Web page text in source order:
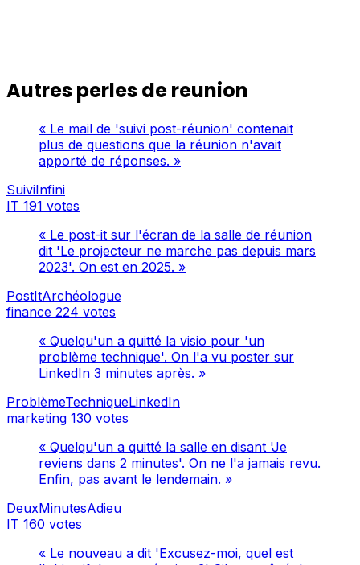
Autres perles de reunion
« Le mail de 'suivi post-réunion' contenait
plus de questions que la réunion n'avait
apporté de réponses. »
SuiviInfini
IT 191 votes
« Le post-it sur l'écran de la salle de réunion
dit 'Le projecteur ne marche pas depuis mars
2023'. On est en 2025. »
PostItArchéologue
finance 224 votes
« Quelqu'un a quitté la visio pour 'un
problème technique'. On l'a vu poster sur
LinkedIn 3 minutes après. »
ProblèmeTechniqueLinkedIn
marketing 130 votes
« Quelqu'un a quitté la salle en disant 'Je
reviens dans 2 minutes'. On ne l'a jamais revu.
Enfin, pas avant le lendemain. »
DeuxMinutesAdieu
IT 160 votes
« Le nouveau a dit 'Excusez-moi, quel est